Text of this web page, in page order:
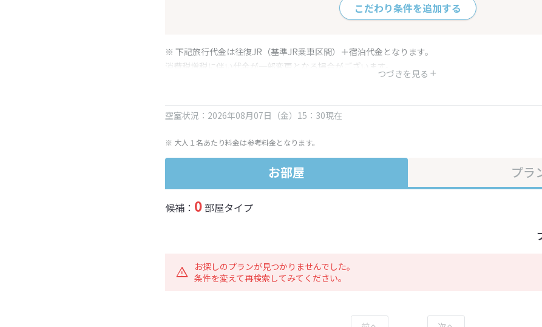
こだわり条件を追加する
つづきを見る
※ 下記旅行代金は往復JR（基準JR乗車区間）＋宿泊代金となります。
消費税増税に伴い代金が一部変更となる場合がございます。
※ 表示されている旅行代金・プラン内容は一定時間ごとに更新されます。最終確認画面でご確認く
空室状況：2026年08月07日（金）15：30現在
※ 大人１名あたり料金は参考料金となります。
お部屋 プラ
候補： 0部屋タイプ
お探しのプランが見つかりませんでした。
条件を変えて再検索してみてください。